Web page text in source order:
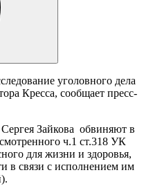
уголовного дела
Кресса, сообщает пресс-
Зайкова обвиняют в
ч.1 ст.318 УК
для жизни и здоровья,
в связи с исполнением им